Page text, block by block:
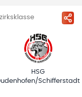
HSG
Schifferstadt